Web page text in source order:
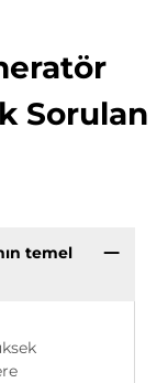
Sorulan
temel